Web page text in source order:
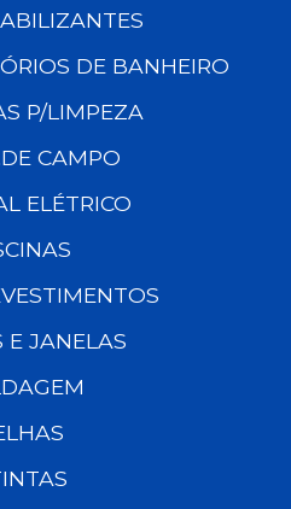
DE BANHEIRO
P/LIMPEZA
CAMPO
ELÉTRICO
E JANELAS